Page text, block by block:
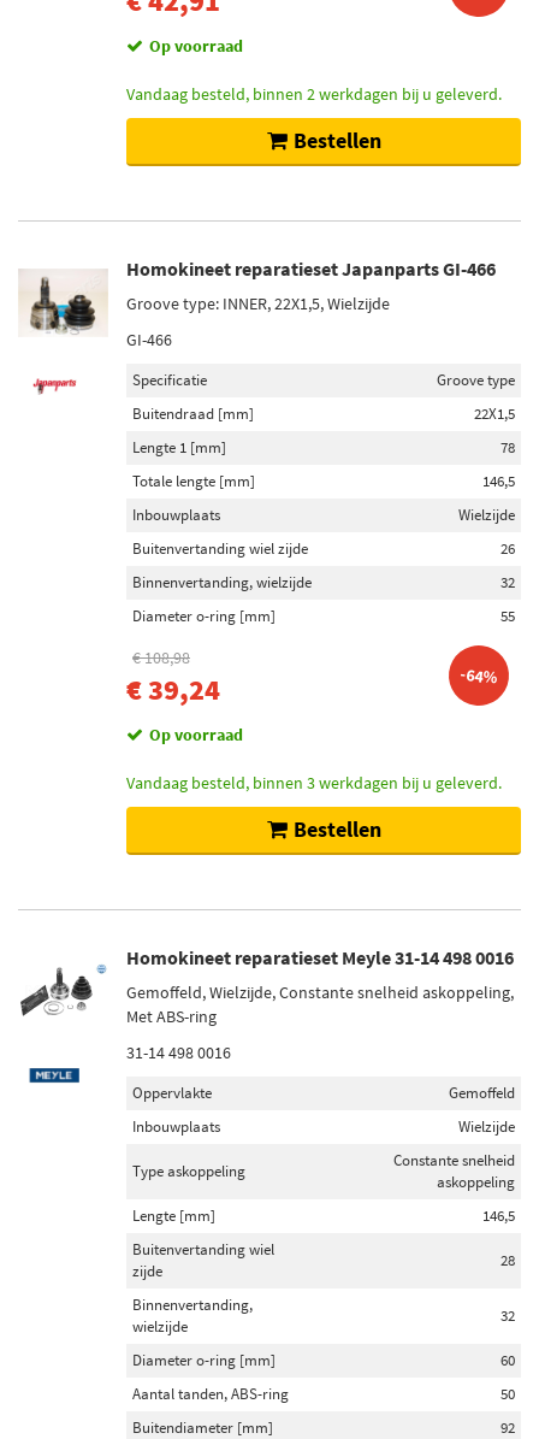
Op voorraad
Vandaag besteld, binnen 2 werkdagen bij u geleverd.
Bestellen
Homokineet reparatieset Japanparts GI-466
Groove type: INNER, 22X1,5, Wielzijde
GI-466
Specificatie
Groove type
Buitendraad [mm]
22X1,5
Lengte 1 [mm]
78
Totale lengte [mm]
146,5
Inbouwplaats
Wielzijde
Buitenvertanding wiel zijde
26
Binnenvertanding, wielzijde
32
Diameter o-ring [mm]
55
€ 108,98
€ 39,24 -64%
Op voorraad
Vandaag besteld, binnen 3 werkdagen bij u geleverd.
Bestellen
Homokineet reparatieset Meyle 31-14 498 0016
Gemoffeld, Wielzijde, Constante snelheid askoppeling,
Met ABS-ring
31-14 498 0016
Oppervlakte
Gemoffeld
Inbouwplaats
Wielzijde
Type askoppeling
Constante snelheid
askoppeling
Lengte [mm]
146,5
Buitenvertanding wiel
zijde
28
Binnenvertanding,
wielzijde
32
Diameter o-ring [mm]
60
Aantal tanden, ABS-ring
50
Buitendiameter [mm]
92